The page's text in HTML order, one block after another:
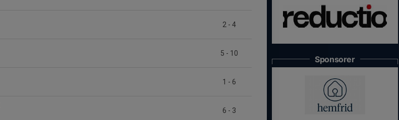
2 - 4
5 - 10
1 - 6
6 - 3
Sponsorer